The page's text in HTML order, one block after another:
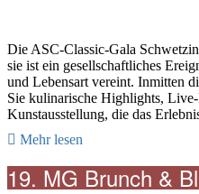
Die ASC-Classic-Gala
sie ist ein gesellschaftliches
und Lebensart vereint. Inmitten
Sie kulinarische Highlights,
Kunstausstellung, die das
Mehr lesen
19. MG Brunch &